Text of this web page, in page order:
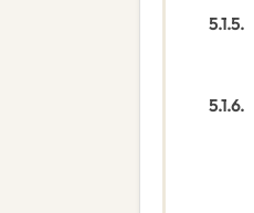
5.1.5.
5.1.6.